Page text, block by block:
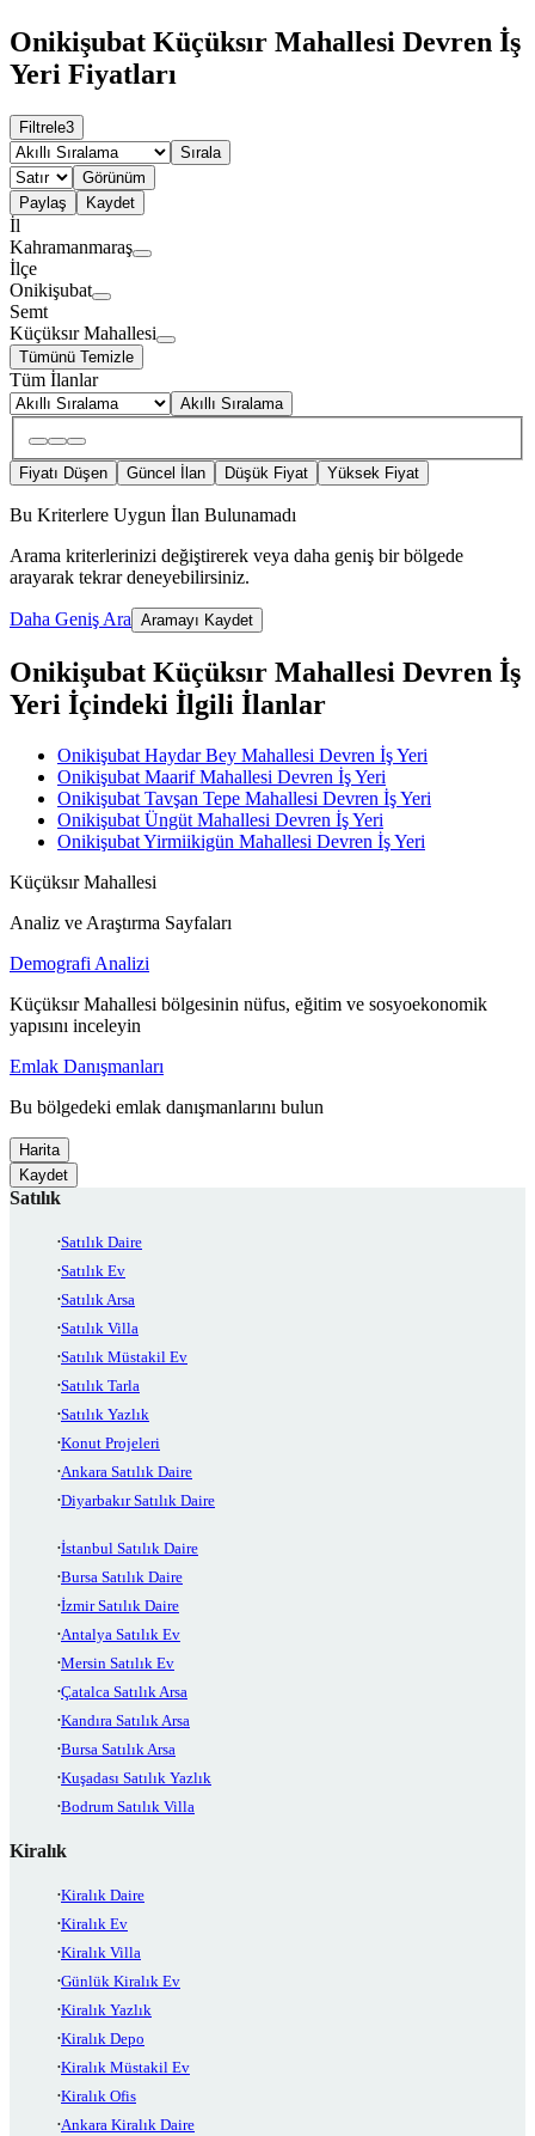
Onikişubat Küçüksır Mahallesi Devren İş
Yeri Fiyatları
Filtrele3
Sırala
Görünüm
Paylaş
Kaydet
İl
Kahramanmaraş
İlçe
Onikişubat
Semt
Küçüksır Mahallesi
Tümünü Temizle
Tüm İlanlar
Akıllı Sıralama
Fiyatı Düşen Güncel İlan Düşük Fiyat Yüksek Fiyat
Bu Kriterlere Uygun İlan Bulunamadı
Arama kriterlerinizi değiştirerek veya daha geniş bir bölgede
arayarak tekrar deneyebilirsiniz.
Daha Geniş Ara Aramayı Kaydet
Onikişubat Küçüksır Mahallesi Devren İş
Yeri İçindeki İlgili İlanlar
Onikişubat Haydar Bey Mahallesi Devren İş Yeri
Onikişubat Maarif Mahallesi Devren İş Yeri
Onikişubat Tavşan Tepe Mahallesi Devren İş Yeri
Onikişubat Üngüt Mahallesi Devren İş Yeri
Onikişubat Yirmiikigün Mahallesi Devren İş Yeri
Küçüksır Mahallesi
Analiz ve Araştırma Sayfaları
Demografi Analizi
Küçüksır Mahallesi bölgesinin nüfus, eğitim ve sosyoekonomik
yapısını inceleyin
Emlak Danışmanları
Bu bölgedeki emlak danışmanlarını bulun
Harita
Kaydet
Satılık
Satılık Daire
Satılık Ev
Satılık Arsa
Satılık Villa
Satılık Müstakil Ev
Satılık Tarla
Satılık Yazlık
Konut Projeleri
Ankara Satılık Daire
Diyarbakır Satılık Daire
İstanbul Satılık Daire
Bursa Satılık Daire
İzmir Satılık Daire
Antalya Satılık Ev
Mersin Satılık Ev
Çatalca Satılık Arsa
Kandıra Satılık Arsa
Bursa Satılık Arsa
Kuşadası Satılık Yazlık
Bodrum Satılık Villa
Kiralık
Kiralık Daire
Kiralık Ev
Kiralık Villa
Günlük Kiralık Ev
Kiralık Yazlık
Kiralık Depo
Kiralık Müstakil Ev
Kiralık Ofis
Ankara Kiralık Daire